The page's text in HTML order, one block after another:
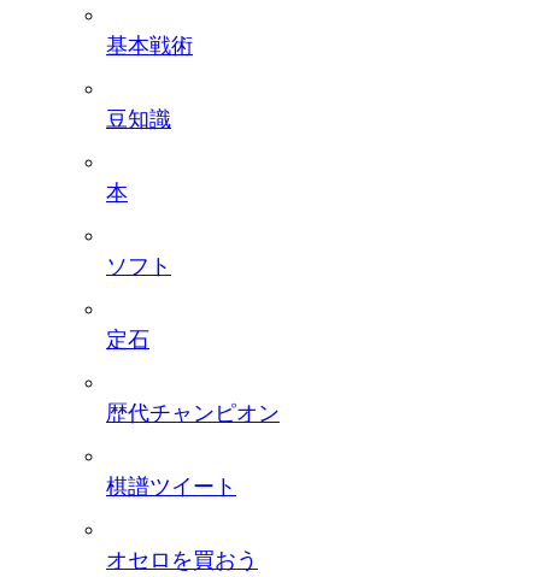
基本戦術
豆知識
本
ソフト
定石
歴代チャンピオン
棋譜ツイート
オセロを買おう